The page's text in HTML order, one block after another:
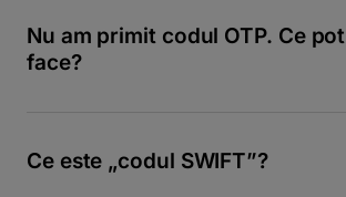
Nu am primit codul OTP. Ce pot
face?
Ce este „codul SWIFT”?